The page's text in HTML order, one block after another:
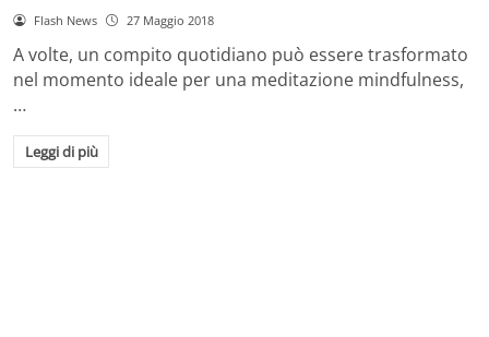
Flash News 27 Maggio 2018
A volte, un compito quotidiano può essere trasformato
nel momento ideale per una meditazione mindfulness,
…
Leggi di più